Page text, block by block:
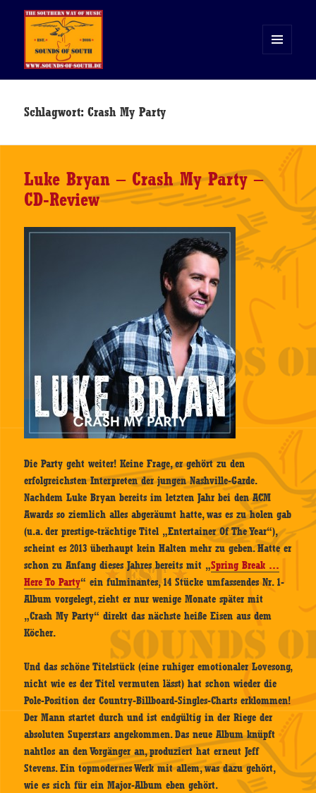
WIDGETS
Schlagwort:Crash My Party
Luke Bryan – Crash My Party –
CD-Review
Die Party geht weiter! Keine Frage, er gehört zu den
erfolgreichsten Interpreten der jungen Nashville-Garde.
Nachdem Luke Bryan bereits im letzten Jahr bei den ACM
Awards so ziemlich alles abgeräumt hatte, was es zu holen gab
(u.a. der prestige-trächtige Titel „Entertainer Of The Year“),
scheint es 2013 überhaupt kein Halten mehr zu geben. Hatte er
schon zu Anfang dieses Jahres bereits mit „Spring Break …
Here To Party“ ein fulminantes, 14 Stücke umfassendes Nr. 1-
Album vorgelegt, zieht er nur wenige Monate später mit
„Crash My Party“ direkt das nächste heiße Eisen aus dem
Köcher.
Und das schöne Titelstück (eine ruhiger emotionaler Lovesong,
nicht wie es der Titel vermuten lässt) hat schon wieder die
Pole-Position der Country-Billboard-Singles-Charts erklommen!
Der Mann startet durch und ist endgültig in der Riege der
absoluten Superstars angekommen. Das neue Album knüpft
nahtlos an den Vorgänger an, produziert hat erneut Jeff
Stevens. Ein topmodernes Werk mit allem, was dazu gehört,
wie es sich für ein Major-Album eben gehört.